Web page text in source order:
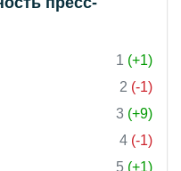
1 (+1)
2 (-1)
3 (+9)
4 (-1)
5 (+1)